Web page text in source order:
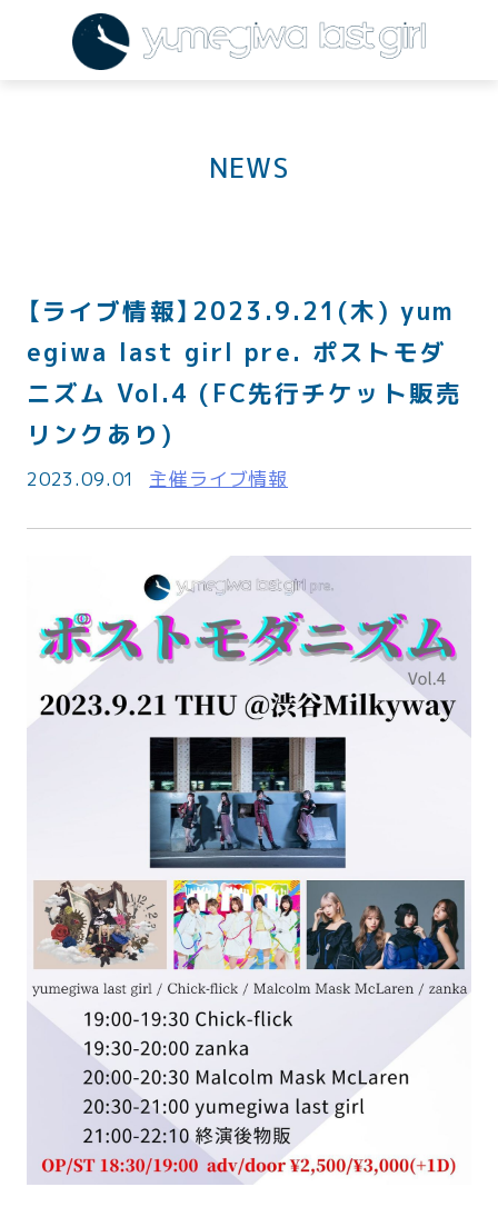
NEWS
【ライブ情報】2023.9.21(木) yum
egiwa last girl pre. ポストモダ
ニズム Vol.4 (FC先行チケット販売
リンクあり)
2023.09.01 主催ライブ情報